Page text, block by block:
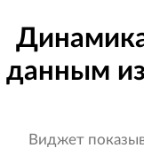
данным
Виджет